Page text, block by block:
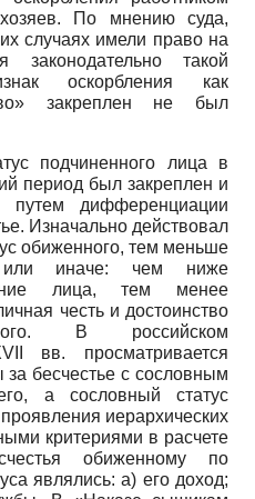
По мнению суда,
случаях имели право на
законодательно такой
оскорбления как
закреплен не был
подчиненного лица в
период был закреплен и
путем дифференциации
Изначально действовал
обиженного, тем меньше
или иначе: чем ниже
лица, тем менее
честь и достоинство
В российском
вв. просматривается
за бесчестье с сословным
а сословный статус
иерархических
критериями в расчете
обиженному по
являлись: а) его доход;